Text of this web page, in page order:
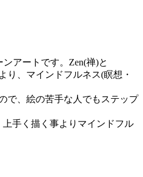
アートです。Zen(禅)と
り、マインドフルネス(瞑想・
で、絵の苦手な人でもステップ
手く描く事よりマインドフル